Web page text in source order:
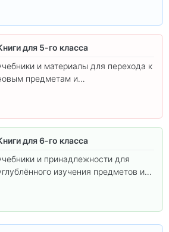
для 5-го класса
и материалы для перехода к
предметам и
для 6-го класса
и принадлежности для
изучения предметов и